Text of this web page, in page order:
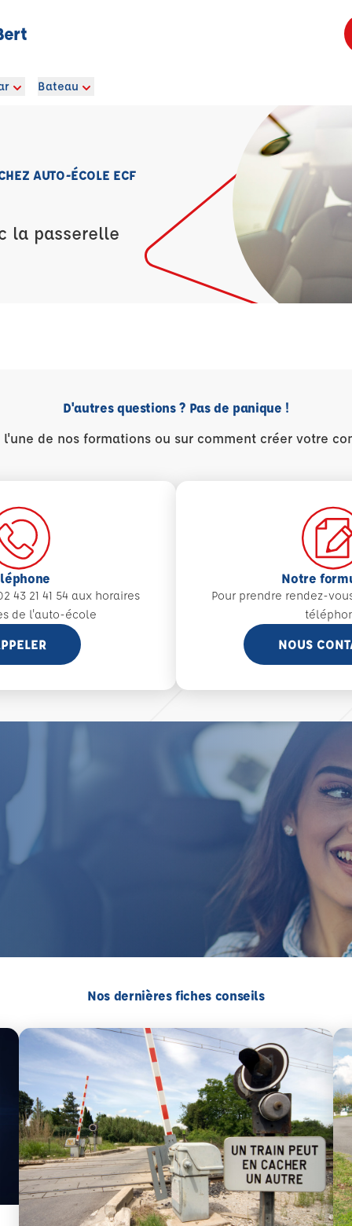
Bateau
AUTO-ÉCOLE ECF
la passerelle
D'autres questions ? Pas de panique !
de nos formations ou sur comment créer votre
43 21 41 54 aux horaires
de l'auto-école
Notre
Pour prendre rendez-
NOUS
Nos dernières fiches conseils